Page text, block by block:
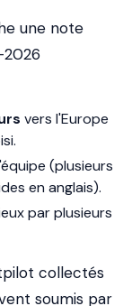
une note
vers l'Europe
(plusieurs
en anglais).
par plusieurs
collectés
soumis par